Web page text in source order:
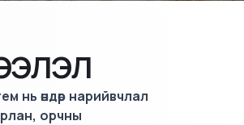
нь өндөр нарийвчлал
орчны